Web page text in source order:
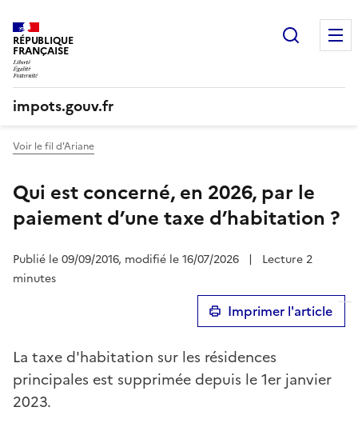
RÉPUBLIQUE
FRANÇAISE
impots.gouv.fr
Voir le fil d'Ariane
Qui est concerné, en 2026, par le
paiement d’une taxe d’habitation ?
Publié le 09/09/2016, modifié le 16/07/2026 |
Lecture 2
minutes
Imprimer l'article
La taxe d'habitation sur les résidences
principales est supprimée depuis le 1er janvier
2023.